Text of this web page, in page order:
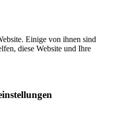
Einige von ihnen sind
diese Website und Ihre